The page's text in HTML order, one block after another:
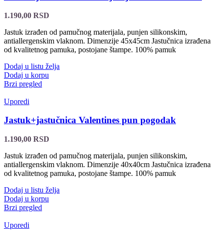
1.190,00 RSD
Jastuk izrađen od pamučnog materijala, punjen silikonskim,
antiallergenskim vlaknom. Dimenzije 45x45cm Jastučnica izrađena
od kvalitetnog pamuka, postojane štampe. 100% pamuk
Dodaj u listu želja
Dodaj u korpu
Brzi pregled
Uporedi
Jastuk+jastučnica Valentines pun pogodak
1.190,00 RSD
Jastuk izrađen od pamučnog materijala, punjen silikonskim,
antiallergenskim vlaknom. Dimenzije 40x40cm Jastučnica izrađena
od kvalitetnog pamuka, postojane štampe. 100% pamuk
Dodaj u listu želja
Dodaj u korpu
Brzi pregled
Uporedi